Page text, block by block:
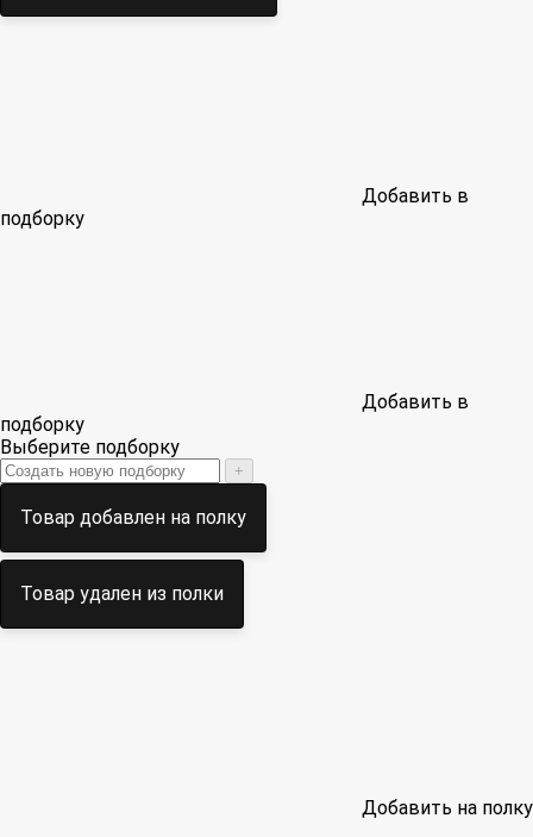
Добавить в
подборку
Добавить в
подборку
Выберите подборку
+
Товар добавлен на полку
Товар удален из полки
Добавить на полку